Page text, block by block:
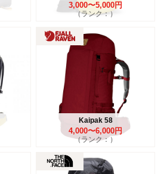
3,000〜5,000円
（ランク：）
Kaipak 58
4,000〜6,000円
（ランク：）